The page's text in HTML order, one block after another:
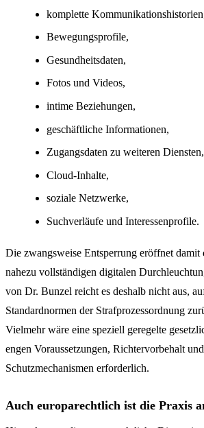
komplette
Bewegungsprofile,
Gesundheitsdaten,
Fotos und Videos,
intime Beziehungen,
geschäftliche Informationen,
Zugangsdaten zu weiteren Diensten,
Cloud-Inhalte,
soziale Netzwerke,
Suchverläufe und Interessenprofile.
Die zwangsweise Entsperrung eröffnet damit
nahezu vollständigen digitalen
von Dr. Bunzel reicht es deshalb nicht aus,
Standardnormen der Strafprozessordnung
Vielmehr wäre eine speziell geregelte
engen Voraussetzungen, Richtervorbehalt
Schutzmechanismen erforderlich.
Auch europarechtlich ist die Praxis